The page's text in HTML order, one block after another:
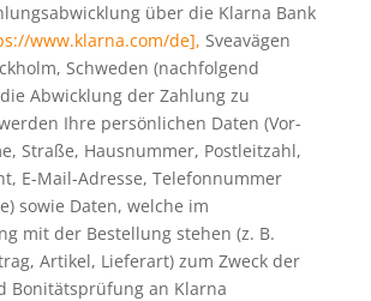
über die Klarna Bank
www.klarna.com/de], Sveavägen
Schweden (nachfolgend
die Abwicklung der Zahlung zu
Ihre persönlichen Daten (Vor-
Straße, Hausnummer, Postleitzahl,
E-Mail-Adresse, Telefonnummer
sowie Daten, welche im
mit der Bestellung stehen (z. B.
Artikel, Lieferart) zum Zweck der
Bonitätsprüfung an Klarna